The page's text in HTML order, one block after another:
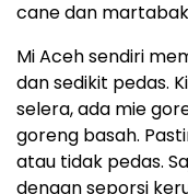
cane dan
Mi Aceh sendiri
dan sedikit pedas.
selera, ada mie
goreng basah.
atau tidak pedas.
dengan seporsi